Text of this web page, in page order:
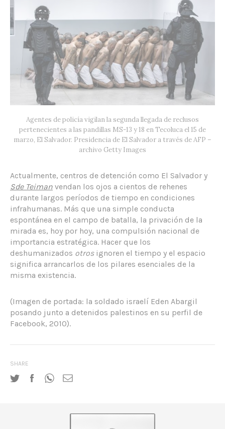
Agentes de policía vigilan la segunda llegada de reclusos
pertenecientes a las pandillas MS-13 y 18 en Tecoluca el 15 de
marzo, El Salvador. Presidencia de El Salvador a través de AFP –
archivo Getty Images
Actualmente, centros de detención como El Salvador y
Sde Teiman vendan los ojos a cientos de rehenes
durante largos períodos de tiempo en condiciones
infrahumanas. Más que una simple conducta
espontánea en el campo de batalla, la privación de la
mirada es, hoy por hoy, una compulsión nacional de
importancia estratégica. Hacer que los
deshumanizados otros ignoren el tiempo y el espacio
significa arrancarlos de los pilares esenciales de la
misma existencia.
(Imagen de portada: la soldado israelí Eden Abargil
posando junto a detenidos palestinos en su perfil de
Facebook, 2010).
SHARE